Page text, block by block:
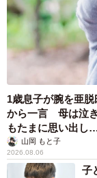
1歳息子が腕を亜
から一言 母は泣
もたまに思い出し
山岡 もと子
2026.08.06
子